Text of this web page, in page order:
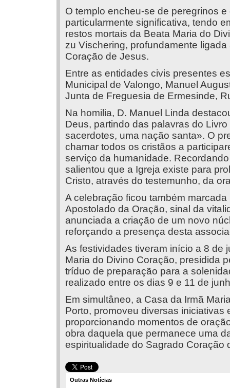
O templo encheu-se de peregrinos
particularmente significativa, tendo
restos mortais da Beata Maria do
zu Vischering, profundamente
Coração de Jesus.
Entre as entidades civis presentes
Municipal de Valongo, Manuel
Junta de Freguesia de Ermesinde,
Na homilia, D. Manuel Linda
Deus, partindo das palavras do
sacerdotes, uma nação santa». O
chamar todos os cristãos a
serviço da humanidade.
salientou que a Igreja existe para
Cristo, através do testemunho, da
A celebração ficou também
Apostolado da Oração, sinal da
anunciada a criação de um novo
reforçando a presença desta
As festividades tiveram início a 8 de
Maria do Divino Coração, presidida
tríduo de preparação para a
realizado entre os dias 9 e 11 de
Em simultâneo, a Casa da Irmã
Porto, promoveu diversas
proporcionando momentos de
obra daquela que permanece uma
espiritualidade do Sagrado Coração
Outras Notícias